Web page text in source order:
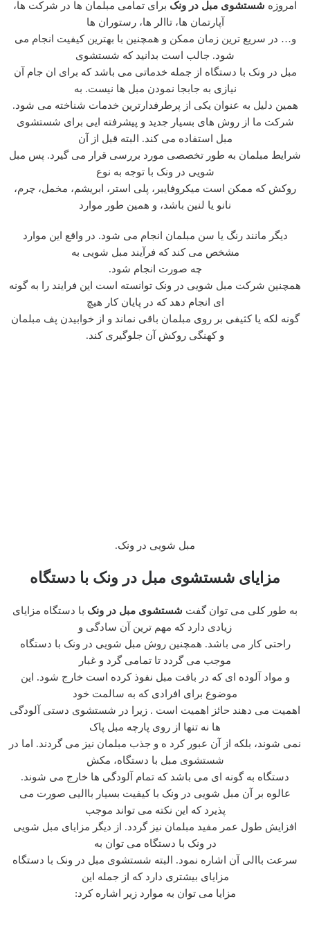
امروزه شستشوی مبل در ونک برای تمامی مبلمان ها در شرکت ها،
آپارتمان ها، تاالر ها، رستوران ها
و… در سریع ترین زمان ممکن و همچنین با بهترین کیفیت انجام می
شود. جالب است بدانید که شستشوی
مبل در ونک با دستگاه از جمله خدماتی می باشد که برای ان جام آن
نیازی به جابجا نمودن مبل ها نیست. به
همین دلیل به عنوان یکی از پرطرفدارترین خدمات شناخته می شود.
شرکت ما از روش های بسیار جدید و پیشرفته ایی برای شستشوی
مبل استفاده می کند. البته قبل از آن
شرایط مبلمان به طور تخصصی مورد بررسی قرار می گیرد. پس مبل
شویی در ونک با توجه به نوع
روکش که ممکن است میکروفایبر، پلی استر، ابریشم، مخمل، چرم،
نانو یا لنین باشد، و همین طور موارد
دیگر مانند رنگ یا سن مبلمان انجام می شود. در واقع این موارد
مشخص می کند که فرآیند مبل شویی به
چه صورت انجام شود.
همچنین شرکت مبل شویی در ونک توانسته است این فرایند را به گونه
ای انجام دهد که در پایان کار هیچ
گونه لکه یا کثیفی بر روی مبلمان باقی نماند و از خوابیدن پف مبلمان
و کهنگی روکش آن جلوگیری کند.
مبل شویی در ونک.
مزایای شستشوی مبل در ونک با دستگاه
به طور کلی می توان گفت شستشوی مبل در ونک با دستگاه مزایای
زیادی دارد که مهم ترین آن سادگی و
راحتی کار می باشد. همچنین روش مبل شویی در ونک با دستگاه
موجب می گردد تا تمامی گرد و غبار
و مواد آلوده ای که در بافت مبل نفوذ کرده است خارج شود. این
موضوع برای افرادی که به سالمت خود
اهمیت می دهند حائز اهمیت است . زیرا در شستشوی دستی آلودگی
ها نه تنها از روی پارچه مبل پاک
نمی شوند، بلکه از آن عبور کرد ه و جذب مبلمان نیز می گردند. اما در
شستشوی مبل با دستگاه، مکش
دستگاه به گونه ای می باشد که تمام آلودگی ها خارج می شوند.
عالوه بر آن مبل شویی در ونک با کیفیت بسیار باالیی صورت می
پذیرد که این نکته می تواند موجب
افزایش طول عمر مفید مبلمان نیز گردد. از دیگر مزایای مبل شویی
در ونک با دستگاه می توان به
سرعت باالی آن اشاره نمود. البته شستشوی مبل در ونک با دستگاه
مزایای بیشتری دارد که از جمله این
مزایا می توان به موارد زیر اشاره کرد: